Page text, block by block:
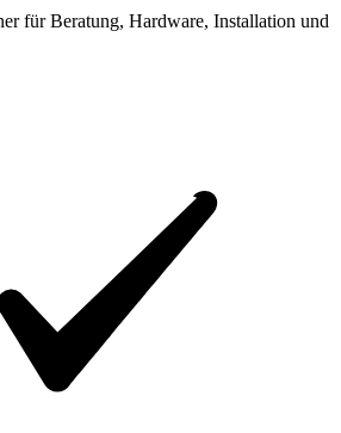
für Beratung, Hardware, Installation und